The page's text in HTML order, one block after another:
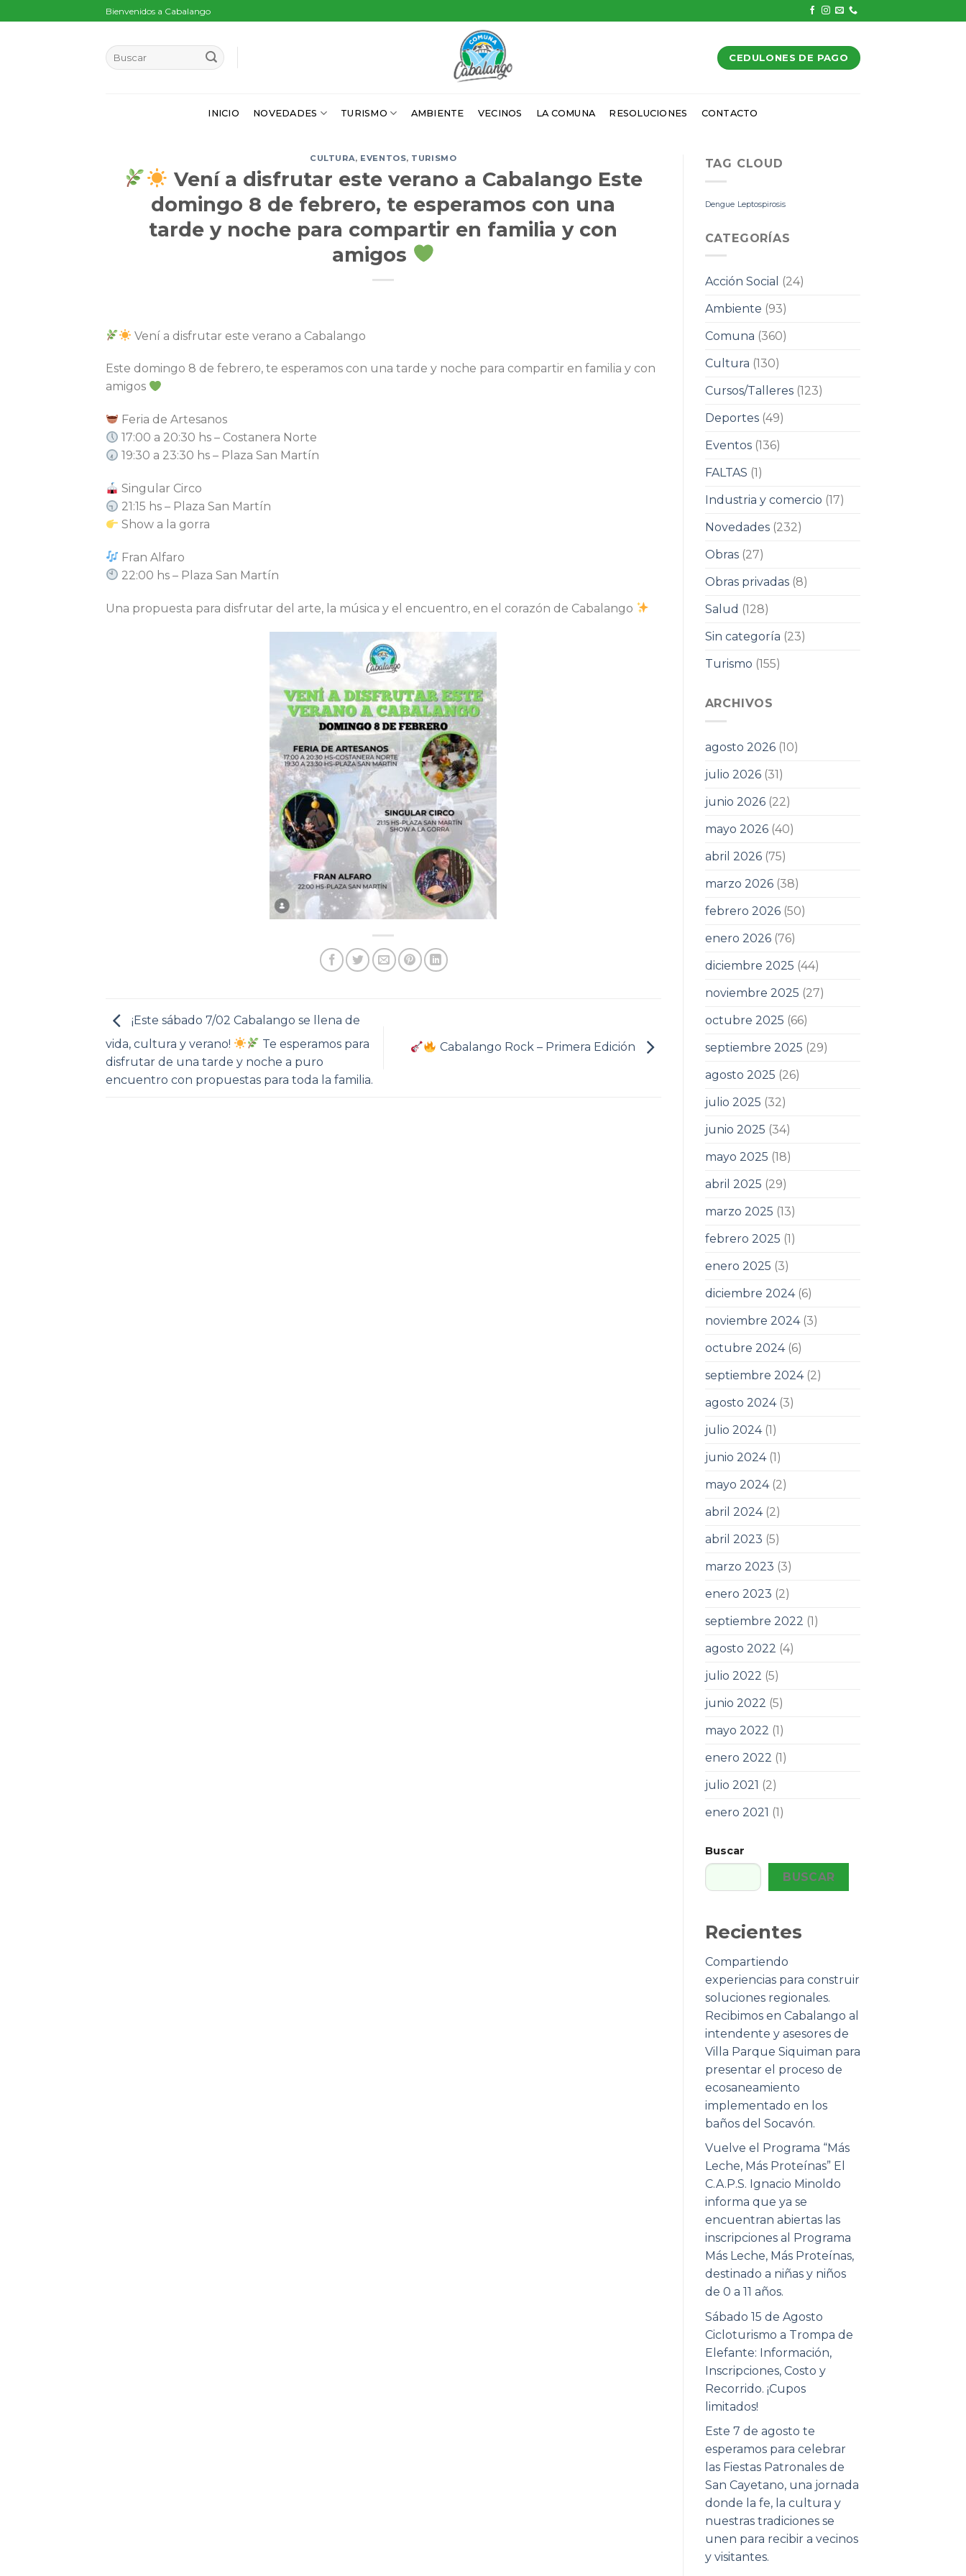
to
Bienvenidos a Cabalango
CEDULONES DE PAGO
INICIO NOVEDADES TURISMO AMBIENTE VECINOS LA COMUNA RESOLUCIONES CONTACTO
CULTURA, EVENTOS, TURISMO
Vení a disfrutar este verano a Cabalango Este
domingo 8 de febrero, te esperamos con una
tarde y noche para compartir en familia y con
amigos
Vení a disfrutar este verano a Cabalango
Este domingo 8 de febrero, te esperamos con una tarde y noche para compartir en familia y con
amigos
Feria de Artesanos
17:00 a 20:30 hs – Costanera Norte
19:30 a 23:30 hs – Plaza San Martín
Singular Circo
21:15 hs – Plaza San Martín
Show a la gorra
Fran Alfaro
22:00 hs – Plaza San Martín
Una propuesta para disfrutar del arte, la música y el encuentro, en el corazón de Cabalango
¡Este sábado 7/02 Cabalango se llena de
vida, cultura y verano!
Te esperamos para
disfrutar de una tarde y noche a puro
encuentro con propuestas para toda la familia.
Cabalango Rock – Primera Edición
TAG CLOUD
Dengue Leptospirosis
CATEGORÍAS
Acción Social
(24)
Ambiente (93)
Comuna (360)
Cultura (130)
Cursos/Talleres(123)
Deportes(49)
Eventos(136)
FALTAS (1)
Industria y comercio (17)
Novedades(232)
Obras(27)
Obras privadas(8)
Salud (128)
Sin categoría (23)
Turismo (155)
ARCHIVOS
agosto 2026(10)
julio 2026(31)
junio 2026(22)
mayo 2026(40)
abril 2026(75)
marzo 2026(38)
febrero 2026(50)
enero 2026(76)
diciembre 2025 (44)
noviembre 2025 (27)
octubre 2025 (66)
septiembre 2025 (29)
agosto 2025 (26)
julio 2025 (32)
junio 2025 (34)
mayo 2025 (18)
abril 2025 (29)
marzo 2025 (13)
febrero 2025 (1)
enero 2025 (3)
diciembre 2024(6)
noviembre 2024(3)
octubre 2024(6)
septiembre 2024(2)
agosto 2024(3)
julio 2024(1)
junio 2024(1)
mayo 2024(2)
abril 2024(2)
abril 2023 (5)
marzo 2023 (3)
enero 2023 (2)
septiembre 2022 (1)
agosto 2022 (4)
julio 2022 (5)
junio 2022 (5)
mayo 2022 (1)
enero 2022 (1)
julio 2021 (2)
enero 2021 (1)
Buscar
BUSCAR
Recientes
Compartiendo
experiencias para construir
soluciones regionales.
Recibimos en Cabalango al
intendente y asesores de
Villa Parque Siquiman para
presentar el proceso de
ecosaneamiento
implementado en los
baños del Socavón.
Vuelve el Programa “Más
Leche, Más Proteínas” El
C.A.P.S. Ignacio Minoldo
informa que ya se
encuentran abiertas las
inscripciones al Programa
Más Leche, Más Proteínas,
destinado a niñas y niños
de 0 a 11 años.
Sábado 15 de Agosto
Cicloturismo a Trompa de
Elefante: Información,
Inscripciones, Costo y
Recorrido. ¡Cupos
limitados!
Este 7 de agosto te
esperamos para celebrar
las Fiestas Patronales de
San Cayetano, una jornada
donde la fe, la cultura y
nuestras tradiciones se
unen para recibir a vecinos
y visitantes.